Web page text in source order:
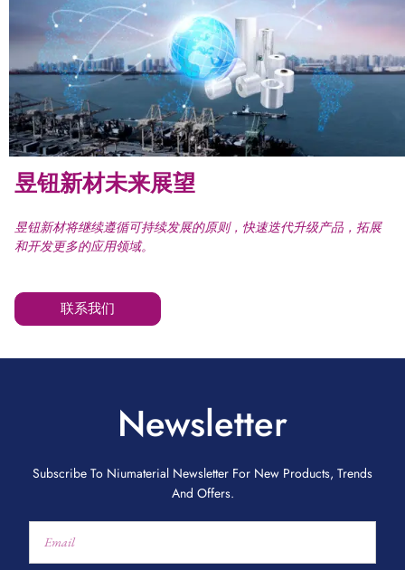
昱钮新材未来展望
昱钮新材将继续遵循可持续发展的原则，快速迭代升级产品，拓展
和开发更多的应用领域。
联系我们
Newsletter
Subscribe To Niumaterial Newsletter For New Products, Trends
And Offers.